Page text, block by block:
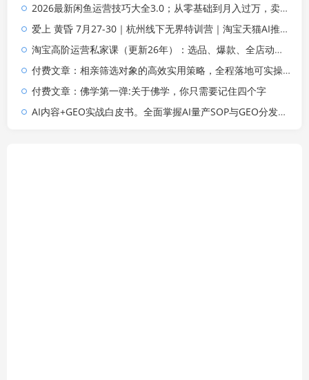
2026最新闲鱼运营技巧大全3.0；从零基础到月入过万，卖货准备、链接搭建到选品定价全拆解
爱上 黄昏 7月27-30｜杭州线下无界特训营｜淘宝天猫AI推广｜直通车人群｜全套PPT SOP思维导图资料包
淘宝高阶运营私家课（更新26年）：选品、爆款、全店动销，三模块构建盈利闭环，月入破5万
付费文章：相亲筛选对象的高效实用策略，全程落地可实操，规避短择、利己型相亲对象
付费文章：佛学第一弹:关于佛学，你只需要记住四个字
AI内容+GEO实战白皮书。全面掌握AI量产SOP与GEO分发机制